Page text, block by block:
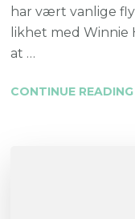
har vært vanlige
likhet med Winnie
at …
CONTINUE READING